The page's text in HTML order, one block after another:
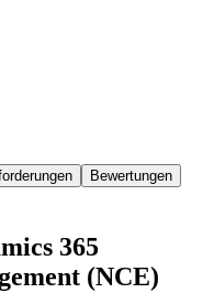
Bewertungen
365
(NCE)